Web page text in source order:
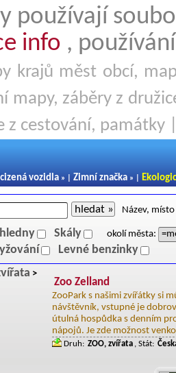
používají
info ,
krajů měst obcí,
mapy, záběry z
z cestování, památky
vozidla » | Zimní značka » |
hledat » Název,
Skály okolí města:
Levné benzinky
>
Zoo Zelland
ZooPark s našimi zvířátky si
návštěvník, vstupné je
útulná hospůdka s denním
nápojů. Je zde možnost
Druh: ZOO, zvířata , Stát: